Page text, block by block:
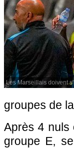
Les Marseillais doivent
groupes de
Après 4 nuls
groupe E,